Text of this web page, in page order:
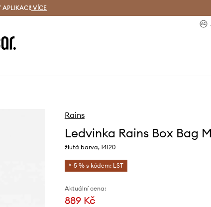
i do 24 h
APLIKACI! VÍCE
Rains
Ledvinka Rains Box Bag
žlutá barva, 14120
*-5 % s kódem: LST
Aktuální cena:
889 Kč